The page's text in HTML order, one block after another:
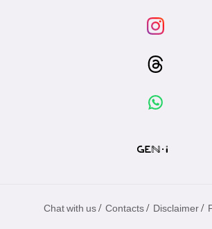
Chat with us / Contacts / Disclaimer /